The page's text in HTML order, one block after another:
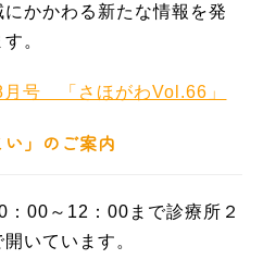
にかかわる新たな情報を発
。
月号 「さほがわVol.66」
い」のご案内
：00～12：00まで診療所２
いています。